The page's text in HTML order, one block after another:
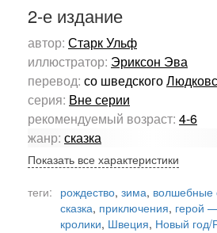
2-е издание
автор: Старк Ульф
иллюстратор: Эриксон Эва
перевод: со шведского
серия: Вне серии
рекомендуемый возраст: 4-6
жанр: сказка
Показать все характеристики
теги: рождество, зима, волшебные
сказка, приключения, герой
кролики, Швеция, Новый год/